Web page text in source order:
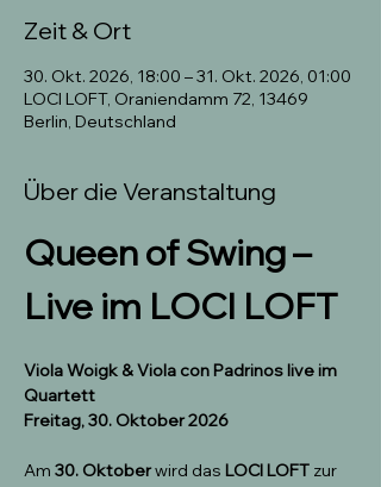
Zeit & Ort
30. Okt. 2026, 18:00 – 31. Okt. 2026, 01:00
LOCI LOFT, Oraniendamm 72, 13469
Berlin, Deutschland
Über die Veranstaltung
Queen of Swing –
Live im LOCI LOFT
Viola Woigk & Viola con Padrinos live im
Quartett
Freitag, 30. Oktober 2026
Am 30. Oktober wird das LOCI LOFT zur